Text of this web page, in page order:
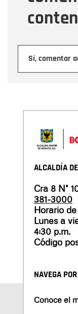
Sí, comentar
ALCALDÍA
Cra 8 N°
381-3000
Horario
Lunes a
4:30 p.m.
Código
NAVEGA
Conoce el